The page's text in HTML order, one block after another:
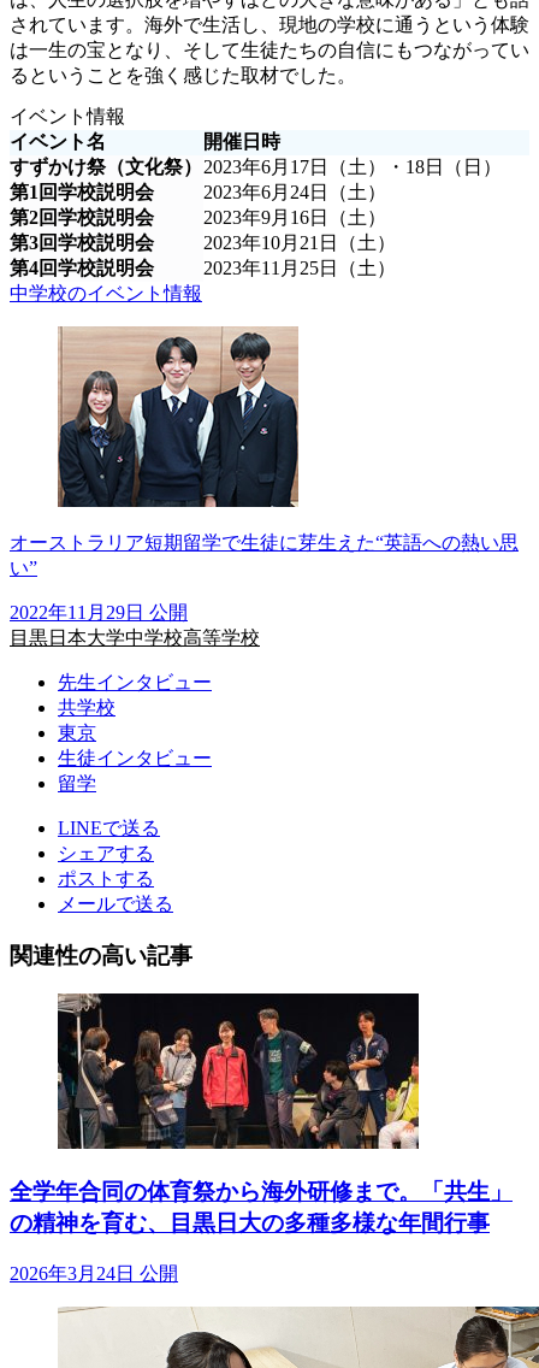
されています。海外で生活し、現地の学校に通うという体験
は一生の宝となり、そして生徒たちの自信にもつながってい
るということを強く感じた取材でした。
イベント情報
イベント名
開催日時
すずかけ祭（文化祭）
2023年6月17日（土）・18日（日）
第1回学校説明会
2023年6月24日（土）
第2回学校説明会
2023年9月16日（土）
第3回学校説明会
2023年10月21日（土）
第4回学校説明会
2023年11月25日（土）
中学校のイベント情報
オーストラリア短期留学で生徒に芽生えた“英語への熱い思
い”
2022年11月29日 公開
目黒日本大学中学校高等学校
先生インタビュー
共学校
東京
生徒インタビュー
留学
LINEで送る
シェアする
ポストする
メールで送る
関連性の高い記事
全学年合同の体育祭から海外研修まで。「共生」
の精神を育む、目黒日大の多種多様な年間行事
2026年3月24日 公開